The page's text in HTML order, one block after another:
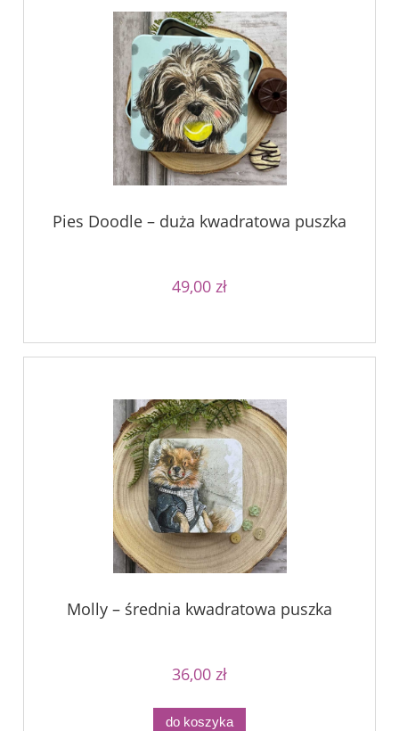
Pies Doodle – duża kwadratowa puszka
49,00 zł
Molly – średnia kwadratowa puszka
36,00 zł
do koszyka